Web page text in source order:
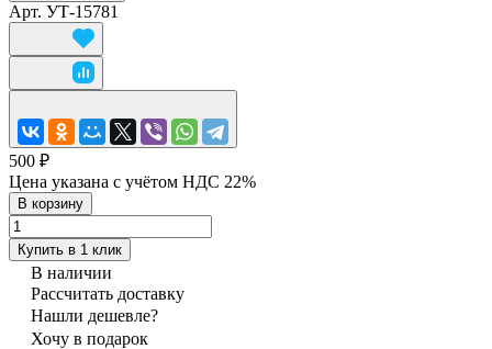
Арт. УТ-15781
500 ₽
Цена указана с учётом НДС 22%
В корзину
Купить в 1 клик
В наличии
Рассчитать доставку
Нашли дешевле?
Хочу в подарок